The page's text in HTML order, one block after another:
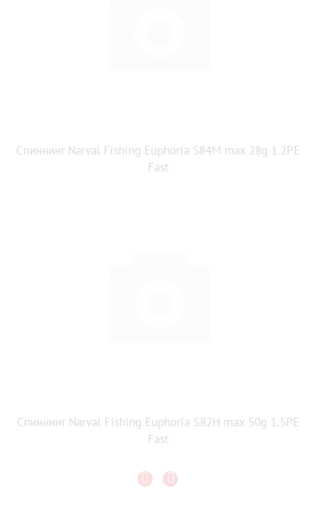
Спиннинг Narval Fishing Euphoria S84M max 28g 1.2PE
Fast
Спиннинг Narval Fishing Euphoria S82H max 50g 1.5PE
Fast